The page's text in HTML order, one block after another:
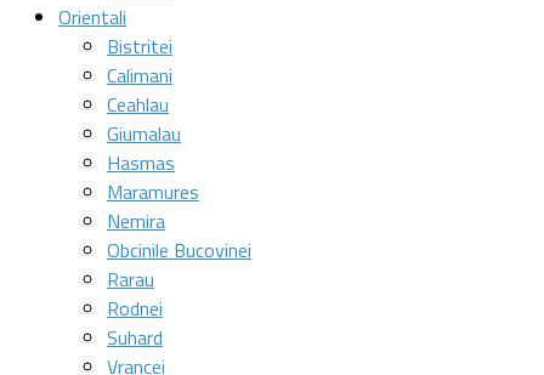
Orientali
Bistritei
Calimani
Ceahlau
Giumalau
Hasmas
Maramures
Nemira
Obcinile Bucovinei
Rarau
Rodnei
Suhard
Vrancei